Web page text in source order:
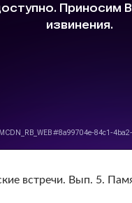
встречи. Вып. 5.